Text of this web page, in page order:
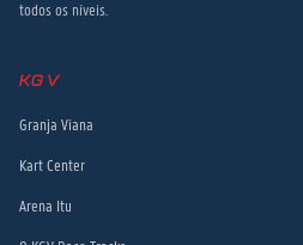
todos os níveis.
KGV
Granja Viana
Kart Center
Arena Itu